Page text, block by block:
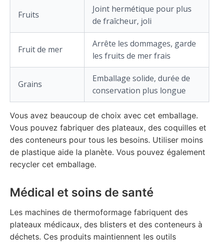
Fruits
Joint hermétique pour plus
de fraîcheur, joli
Fruit de mer
Arrête les dommages, garde
les fruits de mer frais
Grains
Emballage solide, durée de
conservation plus longue
Vous avez beaucoup de choix avec cet emballage.
Vous pouvez fabriquer des plateaux, des coquilles et
des conteneurs pour tous les besoins. Utiliser moins
de plastique aide la planète. Vous pouvez également
recycler cet emballage.
Médical et soins de santé
Les machines de thermoformage fabriquent des
plateaux médicaux, des blisters et des conteneurs à
déchets. Ces produits maintiennent les outils